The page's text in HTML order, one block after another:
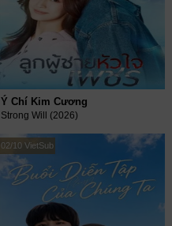
Ý Chí Kim Cương
Strong Will (2026)
02/10 VietSub